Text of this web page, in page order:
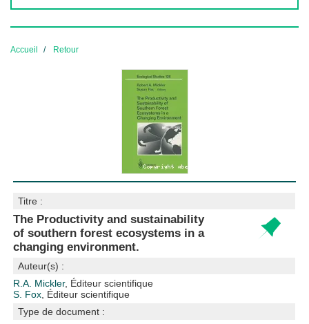
Accueil Retour
Titre :
The Productivity and sustainability
of southern forest ecosystems in a
changing environment.
Auteur(s) :
R.A. Mickler, Éditeur scientifique
S. Fox , Éditeur scientifique
Type de document :